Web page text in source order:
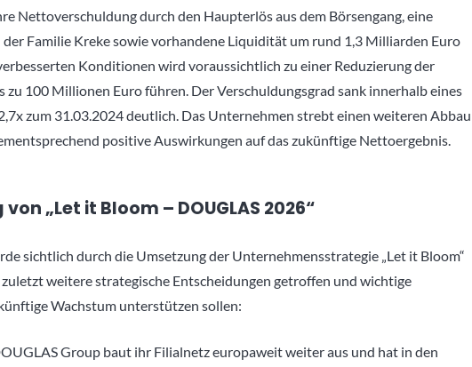
Nettoverschuldung durch den Haupterlös aus dem Börsengang, eine
Familie Kreke sowie vorhandene Liquidität um rund 1,3 Milliarden Euro
Konditionen wird voraussichtlich zu einer Reduzierung der
100 Millionen Euro führen. Der Verschuldungsgrad sank innerhalb eines
zum 31.03.2024 deutlich. Das Unternehmen strebt einen weiteren Abbau
positive Auswirkungen auf das zukünftige Nettoergebnis.
„Let it Bloom – DOUGLAS 2026“
sichtlich durch die Umsetzung der Unternehmensstrategie „Let it Bloom“
weitere strategische Entscheidungen getroffen und wichtige
Wachstum unterstützen sollen:
Group baut ihr Filialnetz europaweit weiter aus und hat in den